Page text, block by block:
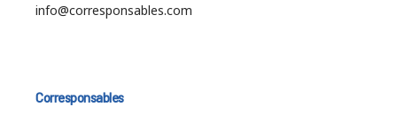
info@corresponsables.com
Corresponsables